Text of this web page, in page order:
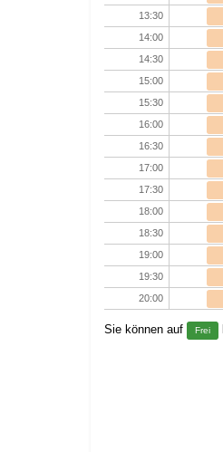
13:30
14:00
14:30
15:00
15:30
16:00
16:30
17:00
17:30
18:00
18:30
19:00
19:30
20:00
Sie können auf Frei